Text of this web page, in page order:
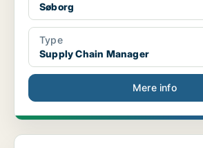
Søborg
Type
Supply Chain Manager
Mere info
Nysgerrig konsulent til koordinering og